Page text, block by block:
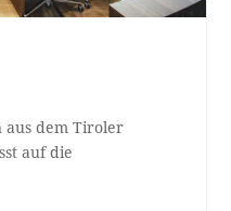
aus dem Tiroler
auf die